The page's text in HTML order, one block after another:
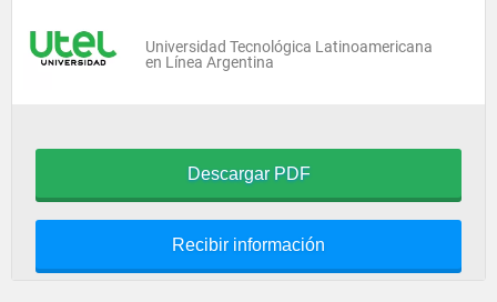
Universidad Tecnológica Latinoamericana
en Línea Argentina
Descargar PDF
Recibir información